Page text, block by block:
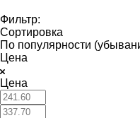
Фильтр:
Сортировка
По популярности
Цена
Цена